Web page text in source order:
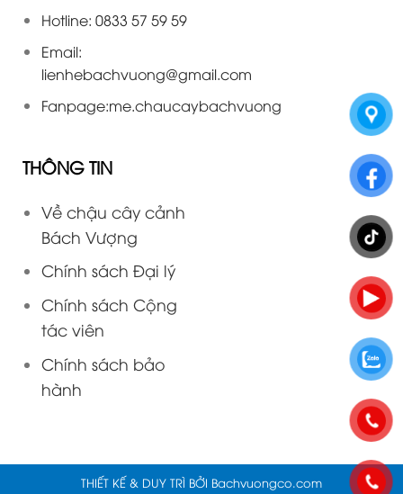
Hotline: 0833 57 59 59
Email:
lienhebachvuong@gmail.com
Fanpage:me.chaucaybachvuong
THÔNG TIN
Về chậu cây cảnh
Bách Vượng
Chính sách Đại lý
Chính sách Cộng
tác viên
Chính sách bảo
hành
THIẾT KẾ & DUY TRÌ BỞI Bachvuongco.com